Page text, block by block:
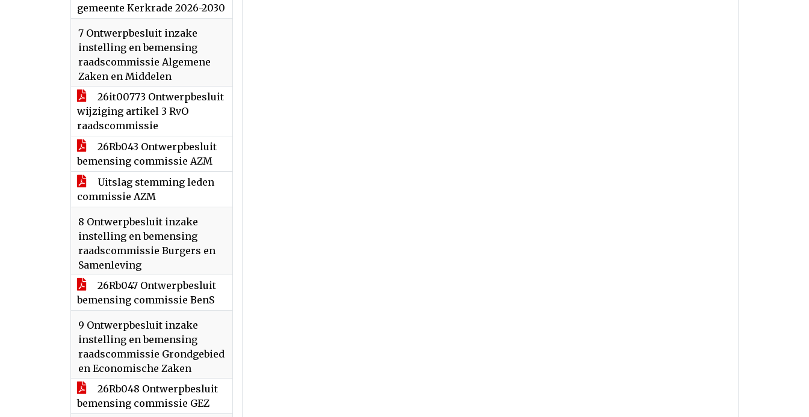
gemeente Kerkrade 2026-2030
7 Ontwerpbesluit inzake
instelling en bemensing
raadscommissie Algemene
Zaken en Middelen
26it00773 Ontwerpbesluit
wijziging artikel 3 RvO
raadscommissie
26Rb043 Ontwerpbesluit
bemensing commissie AZM
Uitslag stemming leden
commissie AZM
8 Ontwerpbesluit inzake
instelling en bemensing
raadscommissie Burgers en
Samenleving
26Rb047 Ontwerpbesluit
bemensing commissie BenS
9 Ontwerpbesluit inzake
instelling en bemensing
raadscommissie Grondgebied
en Economische Zaken
26Rb048 Ontwerpbesluit
bemensing commissie GEZ